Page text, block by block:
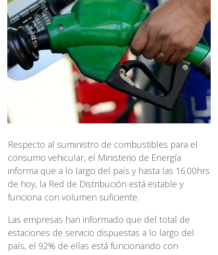
Respecto al suministro de combustibles para el
consumo vehicular, el Ministerio de Energía
informa que a lo largo del país y hasta las 16.00hrs
de hoy, la Red de Distribución está estable y
funciona con volumen suficiente.
Las empresas han informado que del total de
estaciones de servicio dispuestas a lo largo del
país, el 92% de ellas está funcionando con